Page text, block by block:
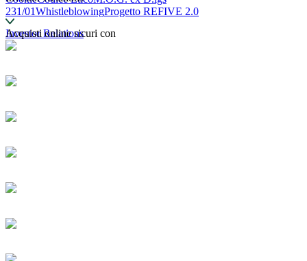
231/01WhistleblowingProgetto REFIVE 2.0
Investor Relations
Acquisti online sicuri con